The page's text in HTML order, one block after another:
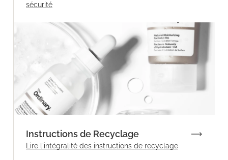
sécurité
Instructions de Recyclage
Lire l'intégralité des instructions de recyclage